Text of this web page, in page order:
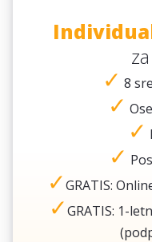
✓ 8
✓
✓
✓
✓GRATIS:
✓GRATIS: 1-